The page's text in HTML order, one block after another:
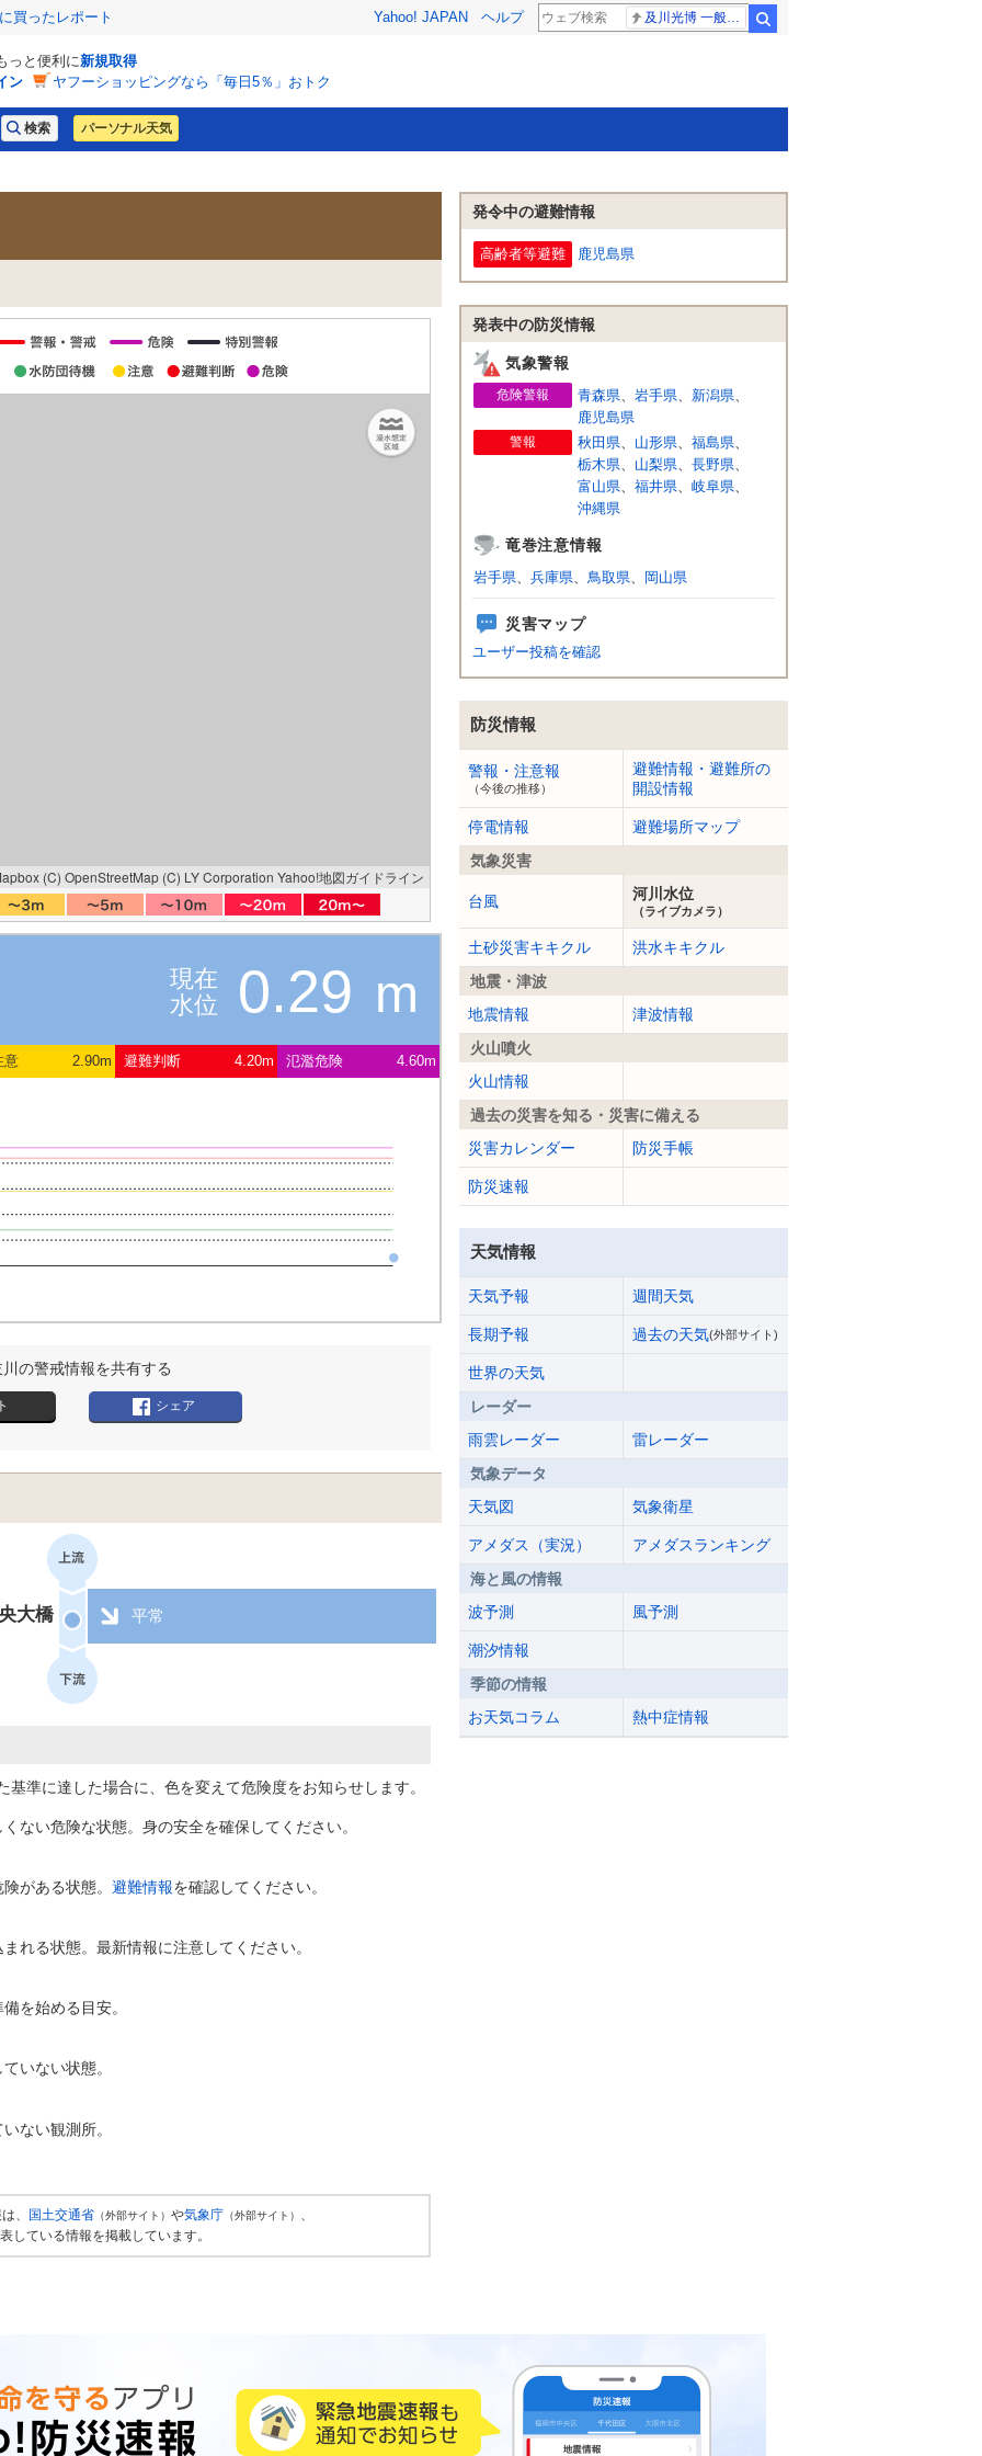
買ったレポート Yahoo! JAPAN ヘルプ
っと便利に新規取得
ン
ヤフーショッピングなら「毎日5％」おトク
パーソナル天気
(C) OpenStreetMap (C) LY Corporation Yahoo!地図ガイドライン
現在
水位
0.29 m
意 2.90m 避難判断 4.20m 氾濫危険 4.60m
の警戒情報を共有する
シェア
大橋 平常
準に達した場合に、色を変えて危険度をお知らせします。
ない危険な状態。身の安全を確保してください。
がある状態。 避難情報を確認してください。
れる状態。最新情報に注意してください。
を始める目安。
いない状態。
ない観測所。
、 国土交通省 （外部サイト） や気象庁 （外部サイト） 、
している情報を掲載しています。
発令中の避難情報
高齢者等避難 鹿児島県
発表中の防災情報
気象警報
危険警報 青森県、 岩手県、 新潟県、
鹿児島県
警報 秋田県、 山形県、 福島県、
栃木県、 山梨県、 長野県、
富山県、 福井県、 岐阜県、
沖縄県
竜巻注意情報
岩手県、 兵庫県、 鳥取県、 岡山県
災害マップ
ユーザー投稿を確認
防災情報
警報・注意報
（今後の推移）
避難情報・避難所の
開設情報
停電情報
避難場所マップ
気象災害
台風 河川水位
（ライブカメラ）
土砂災害キキクル
洪水キキクル
地震・津波
地震情報
津波情報
火山噴火
火山情報
過去の災害を知る・災害に備える
災害カレンダー
防災手帳
防災速報
天気情報
天気予報 週間天気
長期予報 過去の天気(外部サイト)
世界の天気
レーダー
雨雲レーダー
雷レーダー
気象データ
天気図
気象衛星
アメダス（実況）
アメダスランキング
海と風の情報
波予測
風予測
潮汐情報
季節の情報
お天気コラム
熱中症情報